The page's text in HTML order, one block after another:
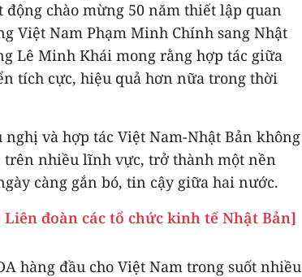
chào mừng 50 năm thiết lập quan
Việt Nam Phạm Minh Chính sang Nhật
Lê Minh Khái mong rằng hợp tác giữa
tích cực, hiệu quả hơn nữa trong thời
và hợp tác Việt Nam-Nhật Bản không
nhiều lĩnh vực, trở thành một nền
càng gắn bó, tin cậy giữa hai nước.
đoàn các tổ chức kinh tế Nhật Bản]
hàng đầu cho Việt Nam trong suốt nhiều